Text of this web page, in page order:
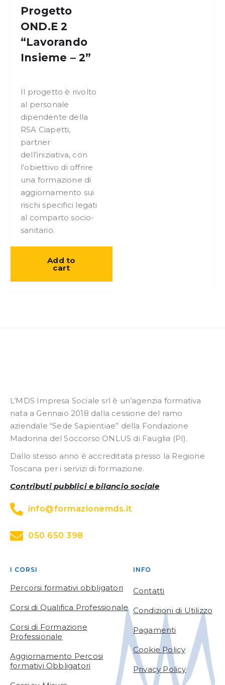
Progetto
OND.E 2
“Lavorando
Insieme – 2”
Il progetto è rivolto
al personale
dipendente della
RSA Ciapetti,
partner
dell’iniziativa, con
l’obiettivo di offrire
una formazione di
aggiornamento sui
rischi specifici legati
al comparto socio-
sanitario.
Add to
cart
L’MDS Impresa Sociale srl è un’agenzia formativa
nata a Gennaio 2018 dalla cessione del ramo
aziendale “Sede Sapientiae” della Fondazione
Madonna del Soccorso ONLUS di Fauglia (PI).
Dallo stesso anno è accreditata presso la Regione
Toscana per i servizi di formazione.
Contributi pubblici e bilancio sociale
info@formazionemds.it
050 650 398
I CORSI
Percorsi formativi obbligatori
Corsi di Qualifica Professionale
Corsi di Formazione
Professionale
Aggiornamento Percosi
formativi Obbligatori
INFO
Contatti
Condizioni di Utilizzo
Pagamenti
Cookie Policy
Privacy Policy